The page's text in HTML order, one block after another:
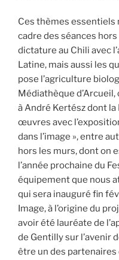
Ces thèmes essentiels
cadre des séances
dictature au Chili avec
Latine, mais aussi les
pose l’agriculture
Médiathèque
à André Kertész dont
œuvres avec
dans l’image », entre
hors les murs, dont on
l’année prochaine du
équipement que nous
qui sera inauguré fin
Image, à l’origine du
avoir été lauréate de
de Gentilly sur l’avenir
être un des